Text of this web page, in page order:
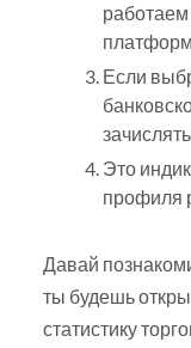
Если
Это
профиля
Давай
ты будешь
статистику